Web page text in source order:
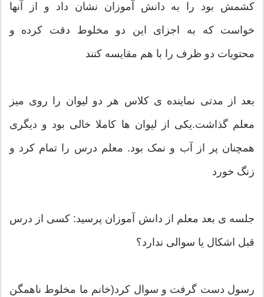
کشمش بود را به دانش آموزان نشان داد و از آنها
خواست که به اجزای این دو مخلوط دقت کرده و
محتویات دو ظرف را با هم مقایسه کنند
بعد از مدتی نماینده ی کلاس هر دو لیوان را روی میز
معلم گذاشت.یکی از لیوان ها کاملا خالی بود و دیگری
همچنان پر از آب و نمک بود. معلم درس را تمام کرد و
زنگ خورد
جلسه ی بعد معلم از دانش آموزان پرسید: کسی از درس
قبل اشکال یا سوالی ندارد؟
رسول دست گرفت و سوال کرد(خانم ما مخلوط ناهمگن